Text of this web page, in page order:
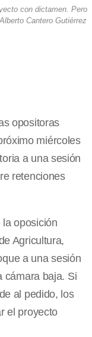
con dictamen. Pero
Cantero Gutiérrez
opositoras
miércoles
a una sesión
retenciones
oposición
Agricultura,
a una sesión
cámara baja. Si
al pedido, los
el proyecto